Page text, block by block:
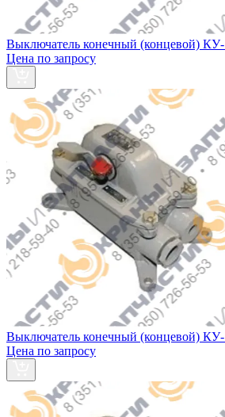
Выключатель конечный (концевой) КУ-
Цена по запросу
Выключатель конечный (концевой) КУ-
Цена по запросу